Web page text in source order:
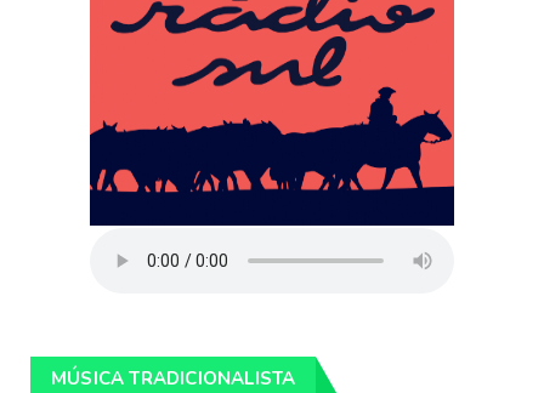
MÚSICA TRADICIONALISTA